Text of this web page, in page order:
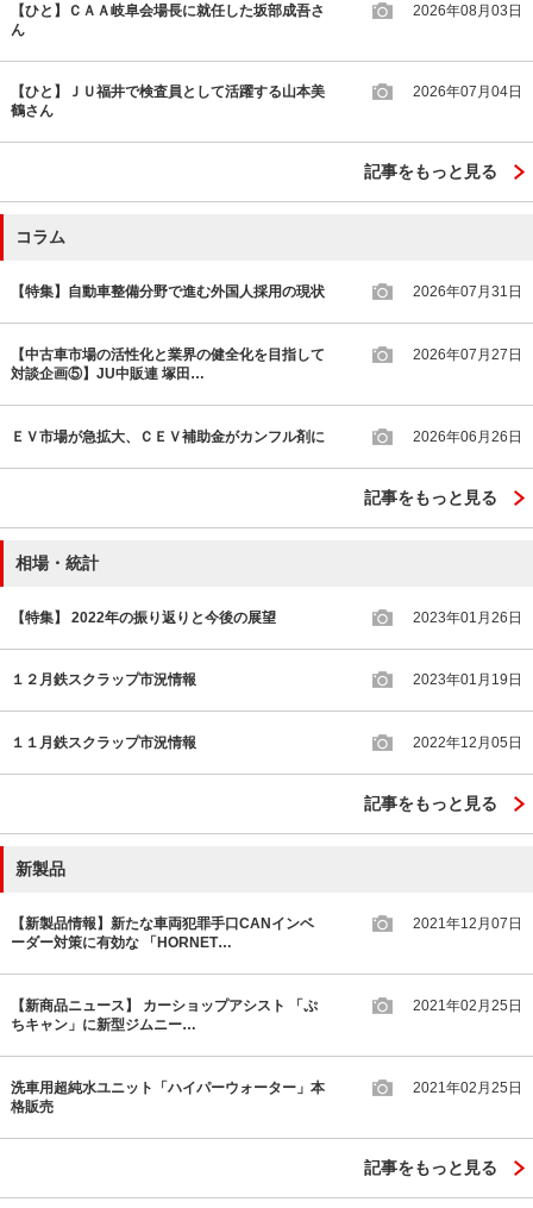
【ひと】ＣＡＡ岐阜会場長に就任した坂部成吾さ
ん
2026年08月03日
【ひと】ＪＵ福井で検査員として活躍する山本美
鶴さん
2026年07月04日
記事をもっと見る
コラム
【特集】自動車整備分野で進む外国人採用の現状 2026年07月31日
【中古車市場の活性化と業界の健全化を目指して
対談企画⑤】JU中販連 塚田…
2026年07月27日
ＥＶ市場が急拡大、ＣＥＶ補助金がカンフル剤に 2026年06月26日
記事をもっと見る
相場・統計
【特集】 2022年の振り返りと今後の展望 2023年01月26日
１２月鉄スクラップ市況情報 2023年01月19日
１１月鉄スクラップ市況情報 2022年12月05日
記事をもっと見る
新製品
【新製品情報】新たな車両犯罪手口CANインベ
ーダー対策に有効な 「HORNET…
2021年12月07日
【新商品ニュース】 カーショップアシスト 「ぷ
ちキャン」に新型ジムニー…
2021年02月25日
洗車用超純水ユニット「ハイパーウォーター」本
格販売
2021年02月25日
記事をもっと見る